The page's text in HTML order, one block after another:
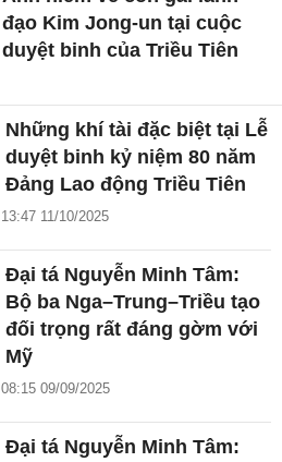
đạo Kim Jong-un tại cuộc
duyệt binh của Triều Tiên
Những khí tài đặc biệt tại Lễ
duyệt binh kỷ niệm 80 năm
Đảng Lao động Triều Tiên
13:47 11/10/2025
Đại tá Nguyễn Minh Tâm:
Bộ ba Nga–Trung–Triều tạo
đối trọng rất đáng gờm với
Mỹ
08:15 09/09/2025
Đại tá Nguyễn Minh Tâm: